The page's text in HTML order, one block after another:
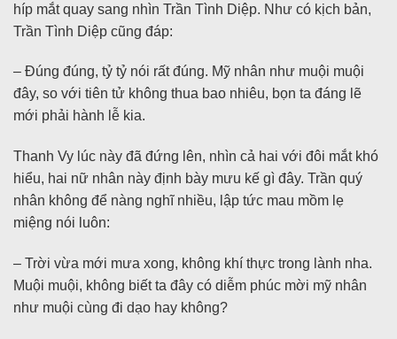
híp mắt quay sang nhìn Trần Tình Diệp. Như có kịch bản,
Trần Tình Diệp cũng đáp:
– Đúng đúng, tỷ tỷ nói rất đúng. Mỹ nhân như muội muội
đây, so với tiên tử không thua bao nhiêu, bọn ta đáng lẽ
mới phải hành lễ kia.
Thanh Vy lúc này đã đứng lên, nhìn cả hai với đôi mắt khó
hiểu, hai nữ nhân này định bày mưu kế gì đây. Trần quý
nhân không để nàng nghĩ nhiều, lập tức mau mồm lẹ
miệng nói luôn:
– Trời vừa mới mưa xong, không khí thực trong lành nha.
Muội muội, không biết ta đây có diễm phúc mời mỹ nhân
như muội cùng đi dạo hay không?